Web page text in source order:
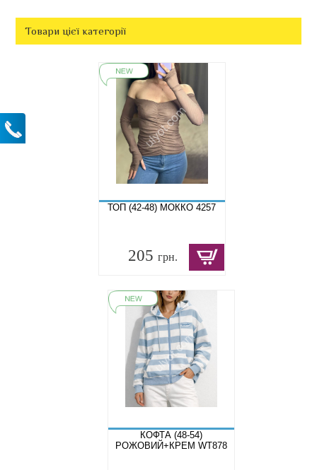
Товари цієї категорії
ТОП (42-48) МОККО 4257
205 грн.
КОФТА (48-54)
РОЖОВИЙ+КРЕМ WT878